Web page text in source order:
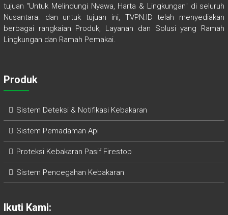
tujuan "Untuk Melindungi Nyawa, Harta & Lingkungan" di seluruh
Nusantara. dan untuk tujuan ini, TVPN.ID telah menyediakan
berbagai rangkaian Produk, Layanan dan Solusi yang Ramah
Lingkungan dan Ramah Pemakai.
Produk
Sistem Deteksi & Notifikasi Kebakaran
Sistem Pemadaman Api
Proteksi Kebakaran Pasif Firestop
Sistem Pencegahan Kebakaran
Ikuti Kami: